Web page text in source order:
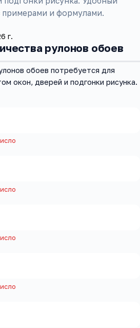
примерами и формулами.
г.
рулонов обоев
обоев потребуется для
окон, дверей и подгонки рисунка.